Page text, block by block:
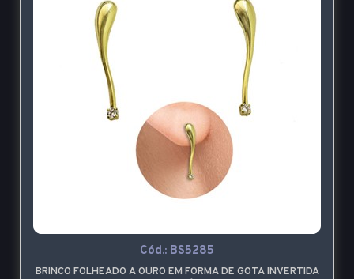
Cód.: BS5285
BRINCO FOLHEADO A OURO EM FORMA DE GOTA INVERTIDA